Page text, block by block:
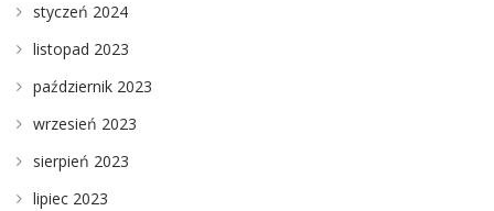
styczeń 2024
listopad 2023
październik 2023
wrzesień 2023
sierpień 2023
lipiec 2023